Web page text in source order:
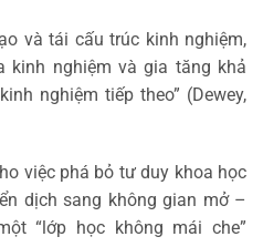
và tái cấu trúc kinh nghiệm,
kinh nghiệm và gia tăng khả
nghiệm tiếp theo” (Dewey,
việc phá bỏ tư duy khoa học
dịch sang không gian mở –
“lớp học không mái che”